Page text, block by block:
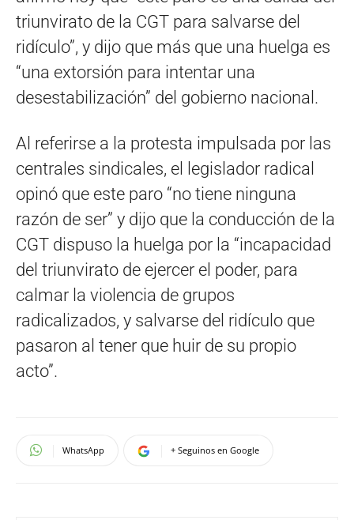
triunvirato de la CGT para salvarse del
ridículo”, y dijo que más que una huelga es
“una extorsión para intentar una
desestabilización” del gobierno nacional.
Al referirse a la protesta impulsada por las
centrales sindicales, el legislador radical
opinó que este paro “no tiene ninguna
razón de ser” y dijo que la conducción de la
CGT dispuso la huelga por la “incapacidad
del triunvirato de ejercer el poder, para
calmar la violencia de grupos
radicalizados, y salvarse del ridículo que
pasaron al tener que huir de su propio
acto”.
WhatsApp + Seguinos en Google